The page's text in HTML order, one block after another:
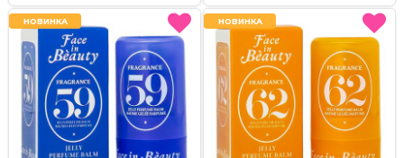
НОВИНКА
НОВИНКА НОВИНКА
НОВИНКА